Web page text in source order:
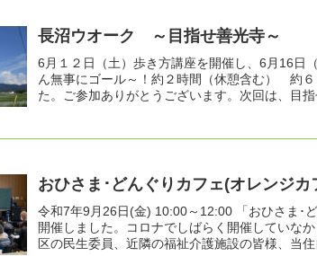
長沼ウオーク ～目指せ善光寺～
6月１２日（土）歩き方講座を開催し、6月16日
ん無事にゴール～！約２時間（休憩含む）
た。ご参加ありがとうございます。次回は、目指
おひさま･どんぐりカフェ(オレンジカ
令和7年9月26日(金) 10:00～12:00 「おひさま･
開催しました。コロナでしばらく開催していな
区の民生委員、近隣の福祉介護施設の皆様、当